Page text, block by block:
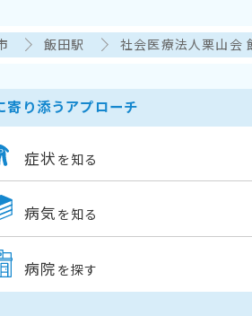
飯田駅 社会医療法人栗山会
寄り添うアプローチ
症状 を知る
病気 を知る
病院 を探す